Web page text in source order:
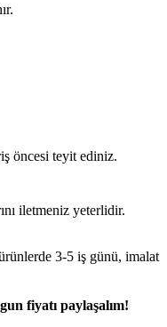
öncesi teyit ediniz.
iletmeniz yeterlidir.
3-5 iş günü, imalat
fiyatı paylaşalım!